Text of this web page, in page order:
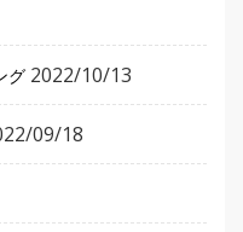
グ 2022/10/13
09/18